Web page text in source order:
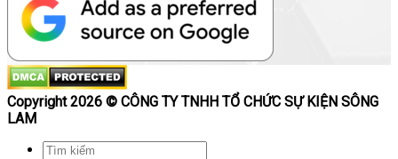
Copyright 2026 © CÔNG TY TNHH TỔ CHỨC SỰ KIỆN SÔNG
LAM